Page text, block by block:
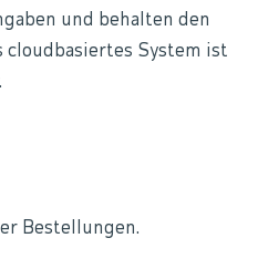
und behalten den
cloudbasiertes System ist
Bestellungen.